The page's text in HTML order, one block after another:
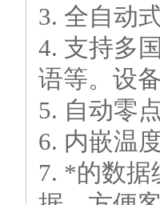
3. 全自动
4. 支持多
语等。设
5. 自动零
6. 内嵌温
7. *的数据